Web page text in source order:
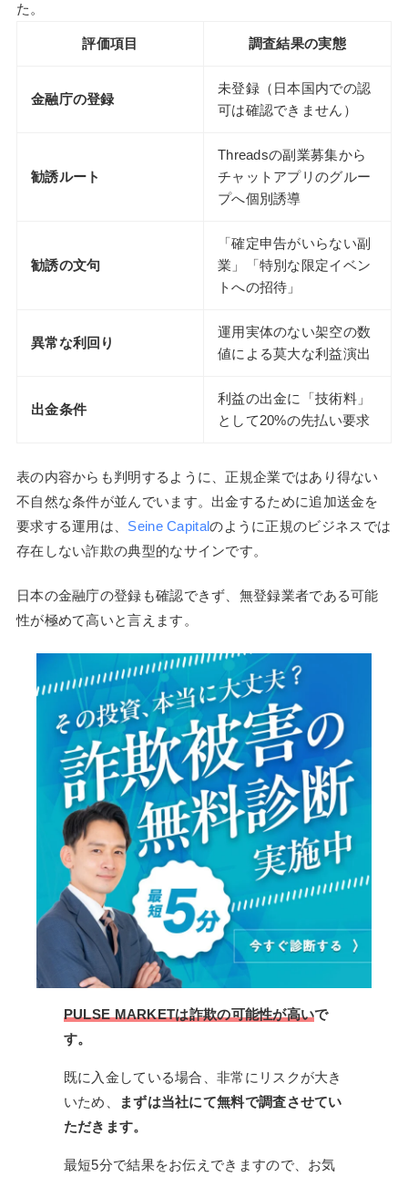
た。
評価項目 調査結果の実態
金融庁の登録
未登録（日本国内での認
可は確認できません）
勧誘ルート
Threadsの副業募集から
チャットアプリのグルー
プへ個別誘導
勧誘の文句
「確定申告がいらない副
業」「特別な限定イベン
トへの招待」
異常な利回り
運用実体のない架空の数
値による莫大な利益演出
出金条件
利益の出金に「技術料」
として20%の先払い要求
表の内容からも判明するように、正規企業ではあり得ない
不自然な条件が並んでいます。出金するために追加送金を
要求する運用は、 Seine Capitalのように正規のビジネスでは
存在しない詐欺の典型的なサインです。
日本の金融庁の登録も確認できず、無登録業者である可能
性が極めて高いと言えます。
PULSE MARKETは詐欺の可能性が高いで
す。
既に入金している場合、非常にリスクが大き
いため、
まずは当社にて無料で調査させてい
ただきます。
最短5分で結果をお伝えできますので、お気